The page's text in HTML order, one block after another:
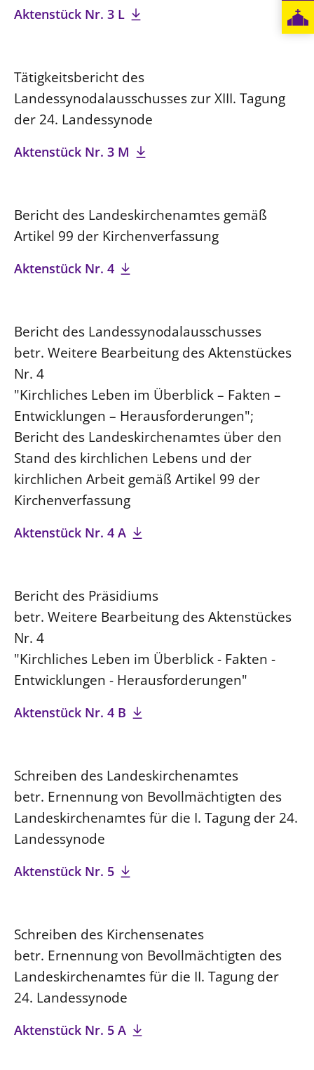
Aktenstück Nr. 3 L
Tätigkeitsbericht des
Landessynodalausschusses zur XIII. Tagung
der 24. Landessynode
Aktenstück Nr. 3 M
Bericht des Landeskirchenamtes gemäß
Artikel 99 der Kirchenverfassung
Aktenstück Nr. 4
Bericht des Landessynodalausschusses
betr. Weitere Bearbeitung des Aktenstückes
Nr. 4
"Kirchliches Leben im Überblick – Fakten –
Entwicklungen – Herausforderungen";
Bericht des Landeskirchenamtes über den
Stand des kirchlichen Lebens und der
kirchlichen Arbeit gemäß Artikel 99 der
Kirchenverfassung
Aktenstück Nr. 4 A
Bericht des Präsidiums
betr. Weitere Bearbeitung des Aktenstückes
Nr. 4
"Kirchliches Leben im Überblick - Fakten -
Entwicklungen - Herausforderungen"
Aktenstück Nr. 4 B
Schreiben des Landeskirchenamtes
betr. Ernennung von Bevollmächtigten des
Landeskirchenamtes für die I. Tagung der 24.
Landessynode
Aktenstück Nr. 5
Schreiben des Kirchensenates
betr. Ernennung von Bevollmächtigten des
Landeskirchenamtes für die II. Tagung der
24. Landessynode
Aktenstück Nr. 5 A